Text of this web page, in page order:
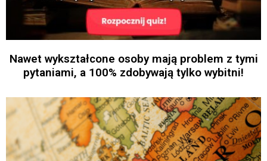
Nawet wykształcone osoby mają problem z tymi
pytaniami, a 100% zdobywają tylko wybitni!